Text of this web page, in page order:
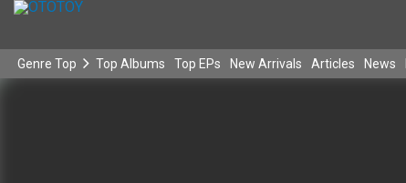
Genre Top Top Albums Top EPs New Arrivals Articles News